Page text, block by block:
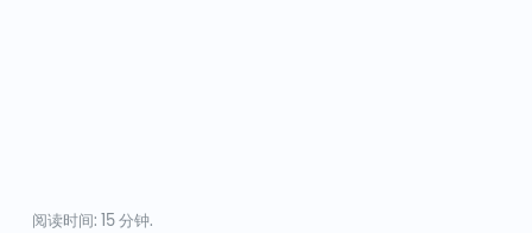
阅读时间: 15 分钟.